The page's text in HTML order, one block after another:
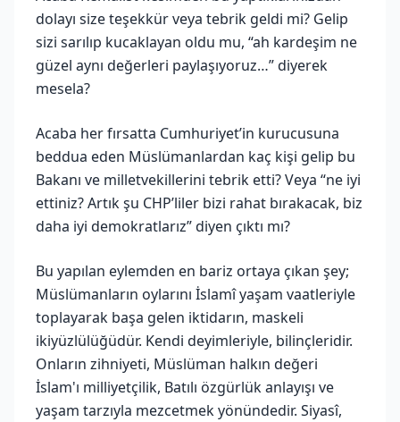
dolayı size teşekkür veya tebrik geldi mi? Gelip
sizi sarılıp kucaklayan oldu mu, “ah kardeşim ne
güzel aynı değerleri paylaşıyoruz…” diyerek
mesela?
Acaba her fırsatta Cumhuriyet’in kurucusuna
beddua eden Müslümanlardan kaç kişi gelip bu
Bakanı ve milletvekillerini tebrik etti? Veya “ne iyi
ettiniz? Artık şu CHP’liler bizi rahat bırakacak, biz
daha iyi demokratlarız” diyen çıktı mı?
Bu yapılan eylemden en bariz ortaya çıkan şey;
Müslümanların oylarını İslamî yaşam vaatleriyle
toplayarak başa gelen iktidarın, maskeli
ikiyüzlülüğüdür. Kendi deyimleriyle, bilinçleridir.
Onların zihniyeti, Müslüman halkın değeri
İslam'ı milliyetçilik, Batılı özgürlük anlayışı ve
yaşam tarzıyla mezcetmek yönündedir. Siyasî,